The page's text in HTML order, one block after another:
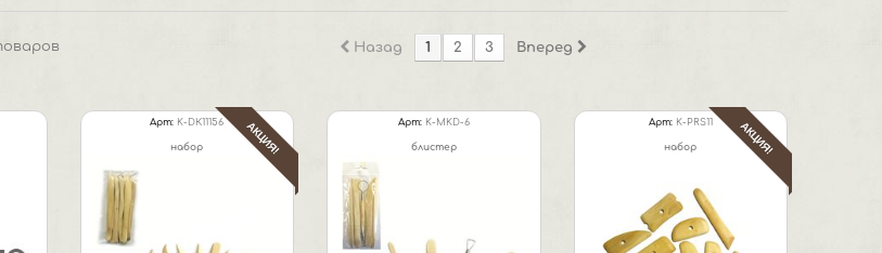
Назад 1 2 3 Вперед
Арт: K-DК11156
набор АКЦИЯ! Арт: K-MKD-6
блистер
Арт: K-PRS11
набор АКЦИЯ!